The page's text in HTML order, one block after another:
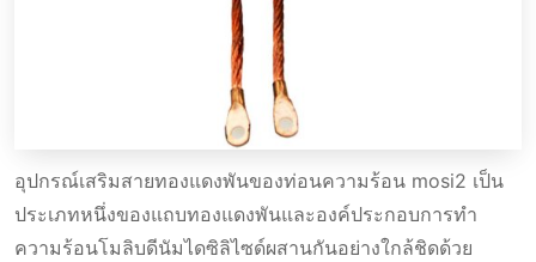
อุปกรณ์เสริมสายทองแดงพันของท่อนความร้อน mosi2 เป็น
ประเภทหนึ่งของแถบทองแดงพันและองค์ประกอบการทํา
ความร้อนโมลิบดีนัมไดซิลิไซด์ผสานกันอย่างใกล้ชิดด้วย